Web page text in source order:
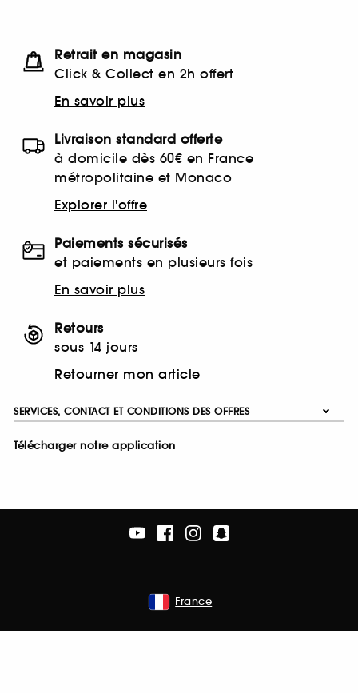
Retrait en magasin
Click & Collect en 2h offert
En savoir plus
Livraison standard offerte
à domicile dès 60€ en France
métropolitaine et Monaco
Explorer l'offre
Paiements sécurisés
et paiements en plusieurs fois
En savoir plus
Retours
sous 14 jours
Retourner mon article
SERVICES, CONTACT ET CONDITIONS DES OFFRES
Télécharger notre application
France